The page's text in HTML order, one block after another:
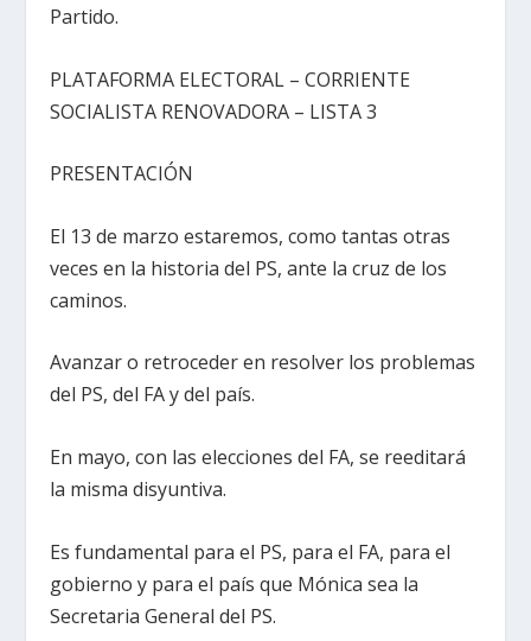
Partido.
PLATAFORMA ELECTORAL – CORRIENTE
SOCIALISTA RENOVADORA – LISTA 3
PRESENTACIÓN
El 13 de marzo estaremos, como tantas otras
veces en la historia del PS, ante la cruz de los
caminos.
Avanzar o retroceder en resolver los problemas
del PS, del FA y del país.
En mayo, con las elecciones del FA, se reeditará
la misma disyuntiva.
Es fundamental para el PS, para el FA, para el
gobierno y para el país que Mónica sea la
Secretaria General del PS.